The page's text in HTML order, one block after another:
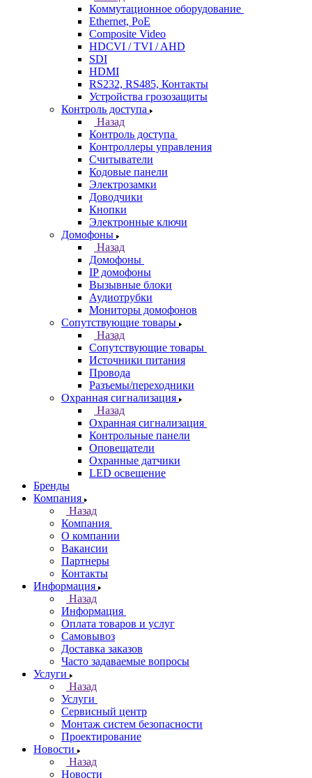
Коммутационное оборудование
Ethernet, PoE
Composite Video
HDCVI / TVI / AHD
SDI
HDMI
RS232, RS485, Контакты
Устройства грозозащиты
Контроль доступа
Назад
Контроль доступа
Контроллеры управления
Считыватели
Кодовые панели
Электрозамки
Доводчики
Кнопки
Электронные ключи
Домофоны
Назад
Домофоны
IP домофоны
Вызывные блоки
Аудиотрубки
Мониторы домофонов
Сопутствующие товары
Назад
Сопутствующие товары
Источники питания
Провода
Разъемы/переходники
Охранная сигнализация
Назад
Охранная сигнализация
Контрольные панели
Оповещатели
Охранные датчики
LED освещение
Бренды
Компания
Назад
Компания
О компании
Вакансии
Партнеры
Контакты
Информация
Назад
Информация
Оплата товаров и услуг
Самовывоз
Доставка заказов
Часто задаваемые вопросы
Услуги
Назад
Услуги
Сервисный центр
Монтаж систем безопасности
Проектирование
Новости
Назад
Новости